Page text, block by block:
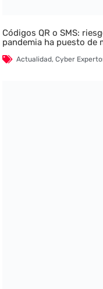
Códigos QR o SMS:
pandemia ha puesto de
Actualidad,Cyber